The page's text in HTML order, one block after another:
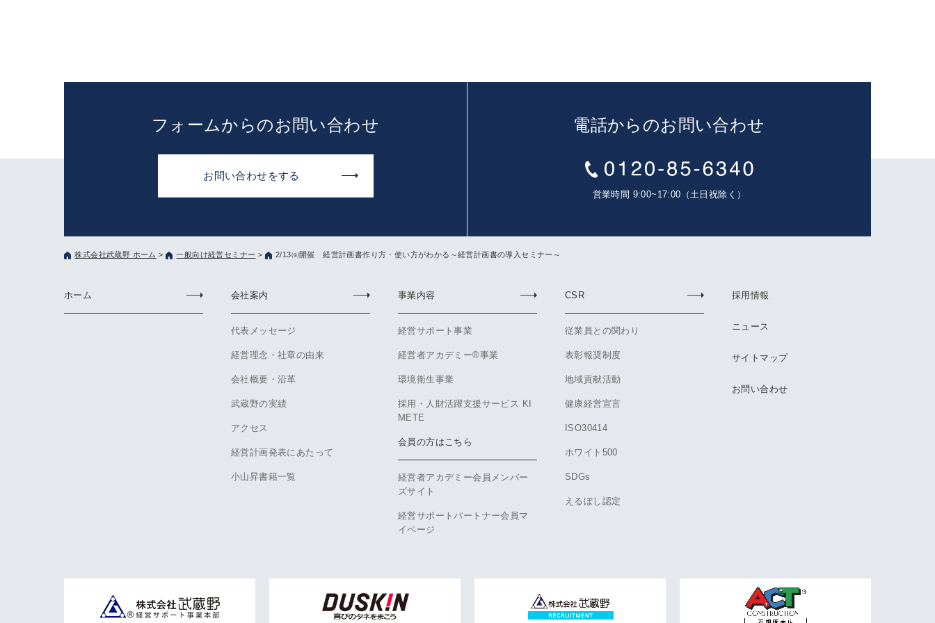
フォームからのお問い合わせ
お問い合わせをする
電話からのお問い合わせ
営業時間 9:00~17:00（土日祝除く）
株式会社武蔵野 ホーム > 一般向け経営セミナー > 2/13㈮開催 経営計画書作り方・使い方がわかる～経営計画書の導入セミナー～
ホーム 会社案内
代表メッセージ
経営理念・社章の由来
会社概要・沿革
武蔵野の実績
アクセス
経営計画発表にあたって
小山昇書籍一覧
事業内容
経営サポート事業
経営者アカデミー®事業
環境衛生事業
採用・人財活躍支援サービス KI
METE
会員の方はこちら
経営者アカデミー会員メンバー
ズサイト
経営サポートパートナー会員マ
イページ
CSR
従業員との関わり
表彰報奨制度
地域貢献活動
健康経営宣言
ISO30414
ホワイト500
SDGs
えるぼし認定
採用情報
ニュース
サイトマップ
お問い合わせ